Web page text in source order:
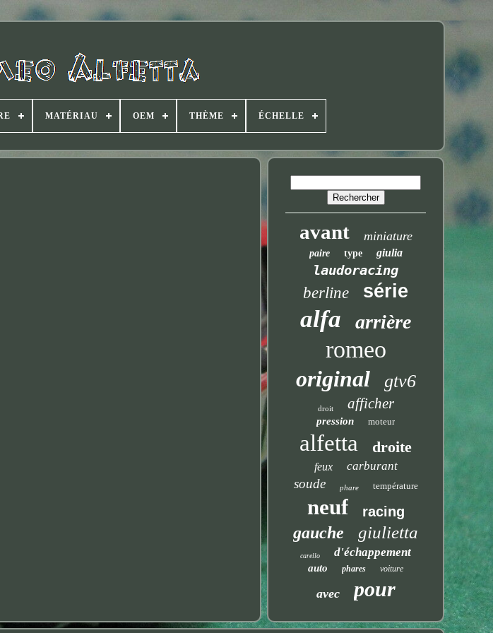
MATÉRIAU OEM THÈME ÉCHELLE
avant miniature
paire type giulia
laudoracing
berline série
alfa arrière
romeo
original gtv6
droit afficher
pression moteur
alfetta droite
feux carburant
soude phare température
neuf racing
gauche giulietta
carello d'échappement
auto phares voiture
avec pour